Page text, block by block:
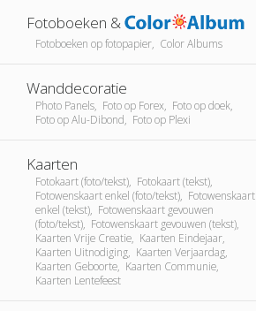
Fotoboeken &
Fotoboeken op fotopapier, Color Albums
Wanddecoratie
Photo Panels, Foto op Forex, Foto op doek,
Foto op Alu-Dibond, Foto op Plexi
Kaarten
Fotokaart (foto/tekst), Fotokaart (tekst),
Fotowenskaart enkel (foto/tekst), Fotowenskaart
enkel (tekst), Fotowenskaart gevouwen
(foto/tekst), Fotowenskaart gevouwen (tekst),
Kaarten Vrije Creatie, Kaarten Eindejaar,
Kaarten Uitnodiging, Kaarten Verjaardag,
Kaarten Geboorte, Kaarten Communie,
Kaarten Lentefeest